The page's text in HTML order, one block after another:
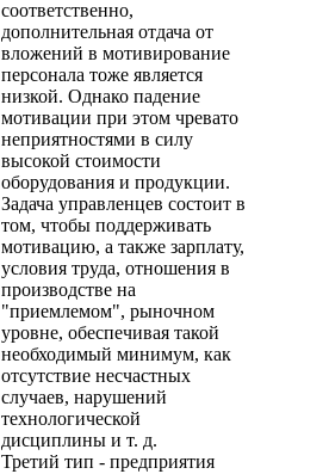
соответственно,
дополнительная отдача от
вложений в мотивирование
персонала тоже является
низкой. Однако падение
мотивации при этом чревато
неприятностями в силу
высокой стоимости
оборудования и продукции.
Задача управленцев состоит в
том, чтобы поддерживать
мотивацию, а также зарплату,
условия труда, отношения в
производстве на
"приемлемом", рыночном
уровне, обеспечивая такой
необходимый минимум, как
отсутствие несчастных
случаев, нарушений
технологической
дисциплины и т. д.
Третий тип - предприятия